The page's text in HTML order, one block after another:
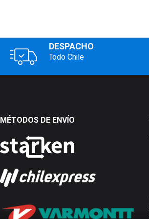
DESPACHO
Todo Chile
MÉTODOS DE ENVÍO